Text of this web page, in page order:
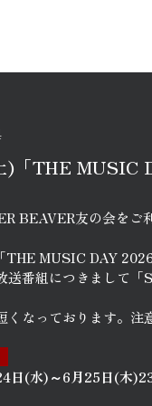
)「THE MUSIC
BEAVER友の会をご
THE MUSIC DAY
送番組につきまして「
くなっております。注
日(水)～6月25日(木